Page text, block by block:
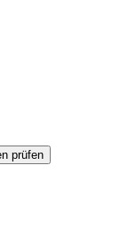
prüfen